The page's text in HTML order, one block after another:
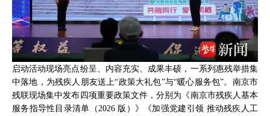
启动活动现场亮点纷呈、内容充实、成果丰硕，一系列惠残举措集
中落地，为残疾人朋友送上“政策大礼包”与“暖心服务包”。南京市
残联现场集中发布四项重要政策文件，分别为《南京市残疾人基本
服务指导性目录清单（2026 版）》《加强党建引领 推动残疾人工